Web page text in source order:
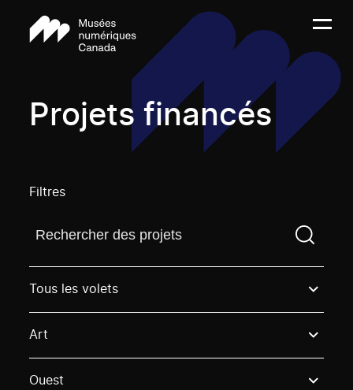
Projets financés
Filtres
Trouvez un projetVous devez saisir un terme de
Tous les volets
Art
Ouest